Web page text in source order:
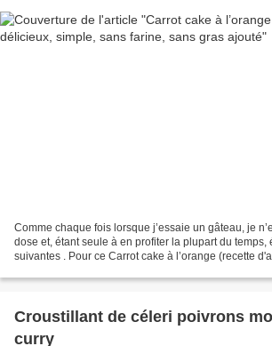
Comme chaque fois lorsque j’essaie un gâteau, je
dose et, étant seule à en profiter la plupart du temps,
suivantes . Pour ce Carrot cake à l’orange (recette
Croustillant de céleri poivrons
curry